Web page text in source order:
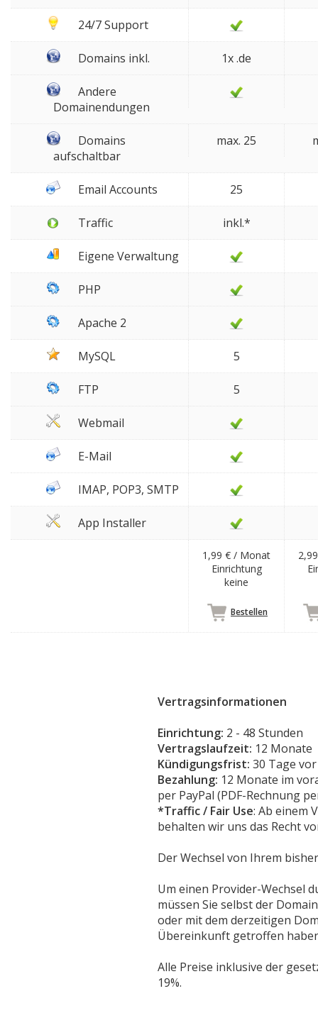
24/7 Support
Domains inkl. 1x .de
Andere
Domainendungen
Domains
aufschaltbar
max. 25
Email Accounts 25
Traffic inkl.*
Eigene Verwaltung
PHP
Apache 2
MySQL 5
FTP 5
Webmail
E-Mail
IMAP, POP3, SMTP
App Installer
1,99 € / Monat
Einrichtung
keine
Bestellen
Vertragsinformationen
Einrichtung: 2 - 48 Stunden
Vertragslaufzeit: 12 Monate
Kündigungsfrist: 30 Tage
Bezahlung: 12 Monate im
per PayPal (PDF-Rechnung
*Traffic / Fair Use: Ab einem
behalten wir uns das Recht
Der Wechsel von Ihrem
Um einen Provider-Wechsel
müssen Sie selbst der
oder mit dem derzeitigen
Übereinkunft getroffen
Alle Preise inklusive der
19%.